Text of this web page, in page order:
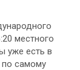
местного
уже есть в
по самому